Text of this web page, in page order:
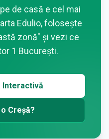
de casă e cel mai
Edulio, folosește
zonă" și vezi ce
1 București.
Interactivă
Creșă?